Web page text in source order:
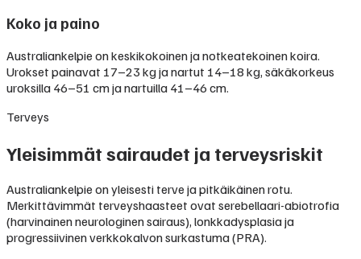
Koko ja paino
Australiankelpie on keskikokoinen ja notkeatekoinen koira.
Urokset painavat 17–23 kg ja nartut 14–18 kg, säkäkorkeus
uroksilla 46–51 cm ja nartuilla 41–46 cm.
Terveys
Yleisimmät sairaudet ja terveysriskit
Australiankelpie on yleisesti terve ja pitkäikäinen rotu.
Merkittävimmät terveyshaasteet ovat serebellaari-abiotrofia
(harvinainen neurologinen sairaus), lonkkadysplasia ja
progressiivinen verkkokalvon surkastuma (PRA).